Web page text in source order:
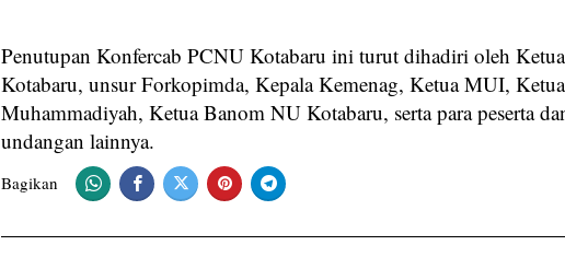
Penutupan Konfercab PCNU Kotabaru ini turut dihadiri oleh
Kotabaru, unsur Forkopimda, Kepala Kemenag, Ketua MUI, Ketua
Muhammadiyah, Ketua Banom NU Kotabaru, serta para peserta
undangan lainnya.
Bagikan